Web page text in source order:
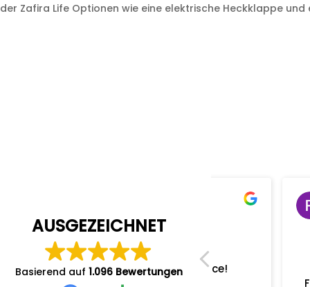
der Zafira Life Optionen wie eine elektrische Heckklappe
AUSGEZEICHNET
Basierend auf 1.096 Bewertungen
Profis am Werk!!!
Sehr freundlicher Service!
Moderate Preise!
Ronny
28/10/